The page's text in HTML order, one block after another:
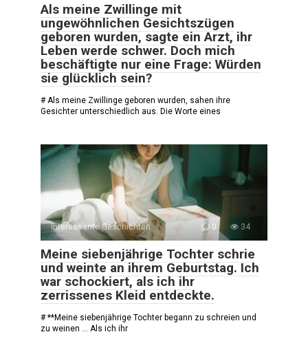
Als meine Zwillinge mit
ungewöhnlichen Gesichtszügen
geboren wurden, sagte ein Arzt, ihr
Leben werde schwer. Doch mich
beschäftigte nur eine Frage: Würden
sie glücklich sein?
# Als meine Zwillinge geboren wurden, sahen ihre
Gesichter unterschiedlich aus. Die Worte eines
Interessante Geschichten 0 34
Meine siebenjährige Tochter schrie
und weinte an ihrem Geburtstag. Ich
war schockiert, als ich ihr
zerrissenes Kleid entdeckte.
# **Meine siebenjährige Tochter begann zu schreien und
zu weinen … Als ich ihr